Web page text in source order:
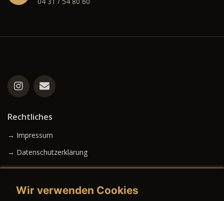
Rechtliches
→ Impressum
→ Datenschutzerklärung
Wir verwenden Cookies